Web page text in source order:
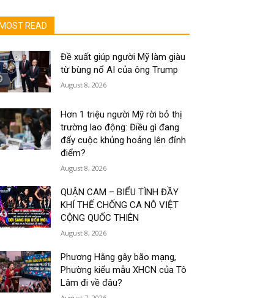
MOST READ
Đề xuất giúp người Mỹ làm giàu
từ bùng nổ AI của ông Trump
August 8, 2026
Hơn 1 triệu người Mỹ rời bỏ thị
trường lao động: Điều gì đang
đẩy cuộc khủng hoảng lên đỉnh
điểm?
August 8, 2026
QUẬN CAM – BIỂU TÌNH ĐẦY
KHÍ THẾ CHỐNG CA NÔ VIỆT
CỘNG QUỐC THIÊN
August 8, 2026
Phương Hằng gây bão mạng,
Phường kiểu mẫu XHCN của Tô
Lâm đi về đâu?